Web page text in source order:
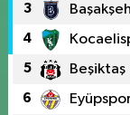
3
4
5 Beşiktaş
6